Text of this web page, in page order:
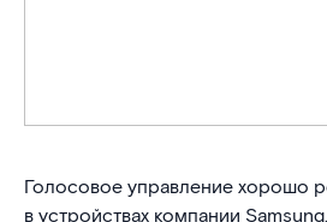
Голосовое управление хорошо
в устройствах компании